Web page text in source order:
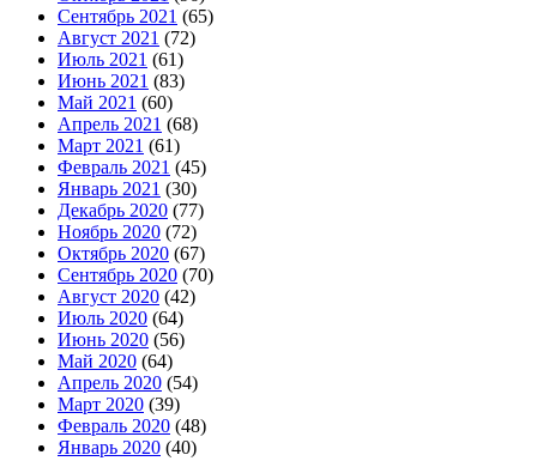
Сентябрь 2021 (65)
Август 2021 (72)
Июль 2021 (61)
Июнь 2021 (83)
Май 2021 (60)
Апрель 2021 (68)
Март 2021 (61)
Февраль 2021 (45)
Январь 2021 (30)
Декабрь 2020 (77)
Ноябрь 2020 (72)
Октябрь 2020 (67)
Сентябрь 2020 (70)
Август 2020 (42)
Июль 2020 (64)
Июнь 2020 (56)
Май 2020 (64)
Апрель 2020 (54)
Март 2020 (39)
Февраль 2020 (48)
Январь 2020 (40)